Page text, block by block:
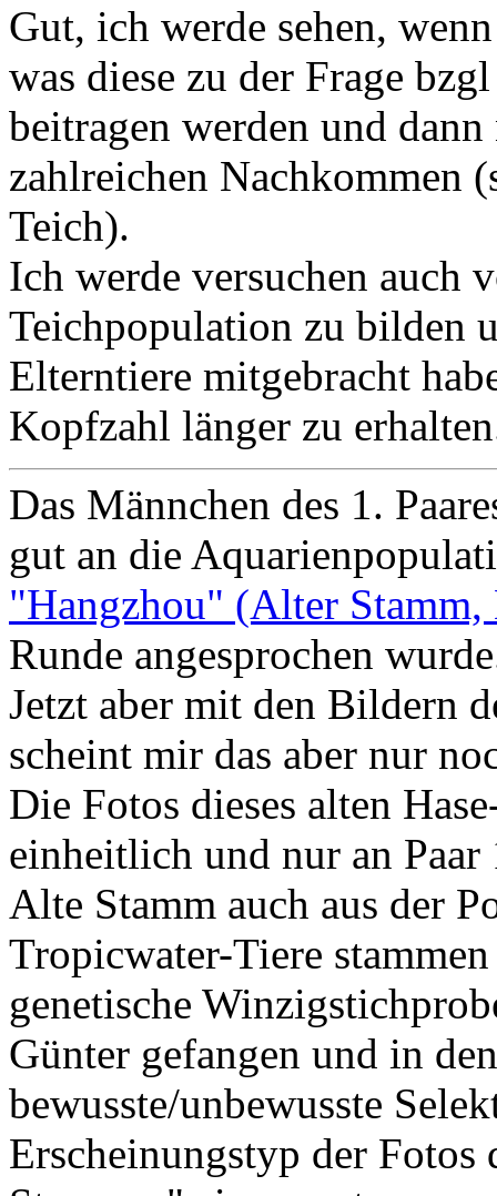
Gut, ich werde sehen,
was diese zu der Frage
beitragen werden und
zahlreichen Nachkommen
Teich).
Ich werde versuchen auch
Teichpopulation zu bilden
Elterntiere mitgebracht
Kopfzahl länger zu
Das Männchen des 1.
gut an die
"Hangzhou" (Alter Stamm,
Runde angesprochen
Jetzt aber mit den Bildern
scheint mir das aber nur
Die Fotos dieses alten
einheitlich und nur an
Alte Stamm auch aus der
Tropicwater-Tiere
genetische
Günter gefangen und in
bewusste/unbewusste
Erscheinungstyp der Fotos